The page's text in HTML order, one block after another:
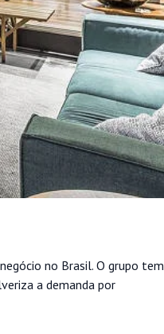
no Brasil. O grupo tem
a demanda por